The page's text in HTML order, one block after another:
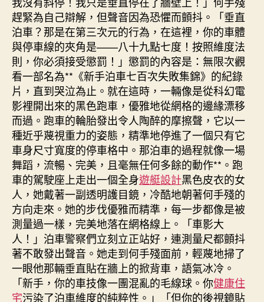
趕緊為自己辯解，但聲音因為恐懼而顫抖。「垂直
泊車？那是在第三次元的行為，在這裡，你的車體
與停車線的夾角是——八十九點七度！按照維度法
則，你必須接受懲罰！」懲罰的內容是：無限次觀
看一部名為**《新手泊車七百次失敗集錦》的紀錄
片，直到哭泣為止。就在這時，一輛像是從科幻電
影裡開出來的黑色跑車，優雅地從網格的邊緣漂移
而過。跑車的輪胎發出令人陶醉的摩擦聲，它以一
種近乎蔑視重力的姿態，精準地停進了一個只有它
車身尺寸寬度的停車格中。那泊車的過程就像一場
舞蹈，流暢、完美，且毫無任何多餘的動作**。跑
車的駕駛座上走出一個全身遊艇設計黑色皮衣的女
人，她戴著一副透明護目鏡，冷酷地朝著何手殘的
方向走來。她的步伐優雅而精準，每一步都像是被
測量過一樣，完美地落在網格線上。「車影大
人！」泊車警察們立刻立正站好，連測量尺都顫抖
著不敢發出聲音。她走到何手殘面前，輕蔑地掃了
一眼他那輛垂直貼在牆上的掀背車，語氣冰冷。
「新手，你的車技像一團混亂的毛線球。你健康住
宅污染了泊車維度的純粹性。」「但你的後視鏡貼